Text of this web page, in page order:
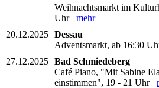
Weihnachtsmarkt im
Uhr mehr
20.12.2025 Dessau
Adventsmarkt, ab 16:30
27.12.2025 Bad Schmiedeberg
Café Piano, "Mit Sabine
einstimmen", 19 - 21 Uhr